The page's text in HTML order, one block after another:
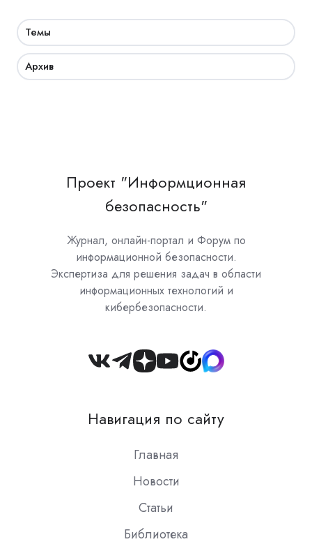
Темы
Архив
Проект "Информционная
безопасность"
Журнал, онлайн-портал и Форум по
информационной безопасности.
Экспертиза для решения задач в области
информационных технологий и
кибербезопасности.
Join
Slack
Навигация по сайту
Главная
Новости
Статьи
Библиотека